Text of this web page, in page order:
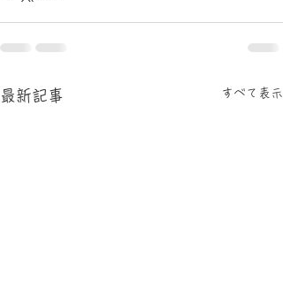
最新記事 すべて表示